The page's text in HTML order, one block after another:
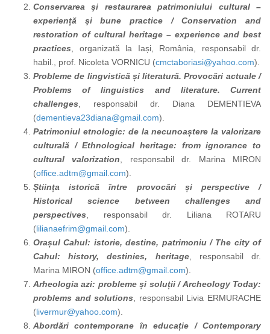
Conservarea şi restaurarea patrimoniului cultural –
experiență şi bune practice / Conservation and
restoration of cultural heritage – experience and best
practices
organizată la Iași, România, responsabil dr.
habil., prof. Nicoleta VORNICU (cmctaboriasi@yahoo.com).
Probleme de lingvistică și literatură. Provocări actuale /
Problems of linguistics and literature. Current
challenges
responsabil dr. Diana DEMENTIEVA
(dementieva23diana@gmail.com).
Patrimoniul etnologic: de la necunoaștere la valorizare
culturală / Ethnological heritage: from ignorance to
cultural valorization , responsabil dr. Marina MIRON
(office.adtm@gmail.com).
Știința istorică între provocări și perspective /
Historical science between challenges and
perspectives
responsabil dr. Liliana ROTARU
(lilianaefrim@gmail.com).
Orașul Cahul: istorie, destine, patrimoniu / The city of
Cahul: history, destinies, heritage,
responsabil dr.
Marina MIRON (office.adtm@gmail.com).
Arheologia azi: probleme și soluții / Archeology Today:
problems and solutions , responsabil Livia ERMURACHE
(livermur@yahoo.com).
Abordări contemporane în educație / Contemporary